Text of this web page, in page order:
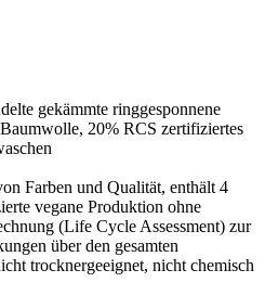
gekämmte ringgesponnene
20% RCS zertifiziertes
Farben und Qualität, enthält 4
vegane Produktion ohne
(Life Cycle Assessment) zur
über den gesamten
trocknergeeignet, nicht chemisch